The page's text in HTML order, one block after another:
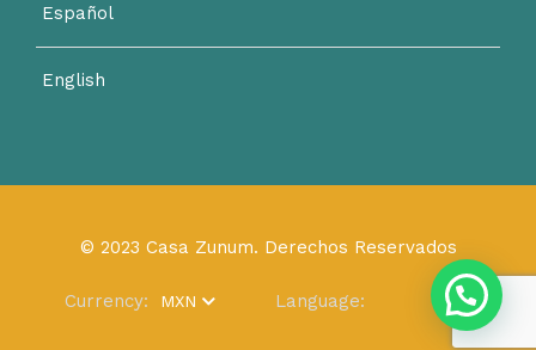
Español
English
© 2023 Casa Zunum. Derechos Reservados
Currency: MXN Language: